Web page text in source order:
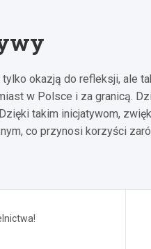
tylko okazją do refleksji, ale
w Polsce i za granicą.
takim inicjatywom,
co przynosi korzyści